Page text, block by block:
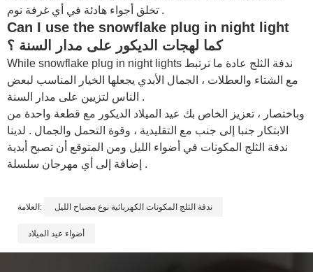
تخلق أجواء هادئة في أي غرفة نوم .
Can I use the snowflake plug in night light
كما لهجات الديكور على مدار السنة ؟
While snowflake plug in night lights
مع الشتاء والعطلات ، الجمال الأبدي يجعلها الخيار المناسب لبعض
الناس لتزيين على مدار السنة .
وباختصار ، تعزيز الخاص بك عيد الميلاد الديكور مع قطعة واحدة من
الابتكار جنبا إلى جنب مع التقليدية ، وقوة التحمل والجمال . لدينا
ندفة الثلج المكونات في أضواء الليل ومن المتوقع أن تصبح أبدية
إضافة إلى أي مهرجان سلسلة .
العلامة: ندفة الثلج المكونات الكهربائية نوع مصباح الليل
أضواء عيد الميلاد